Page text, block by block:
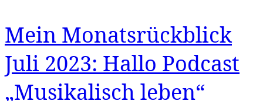
Mein Monatsrückblick
Juli 2023: Hallo Podcast
„Musikalisch leben“